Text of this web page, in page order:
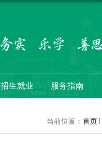
招生就业 服务指南
当前位置： 首页